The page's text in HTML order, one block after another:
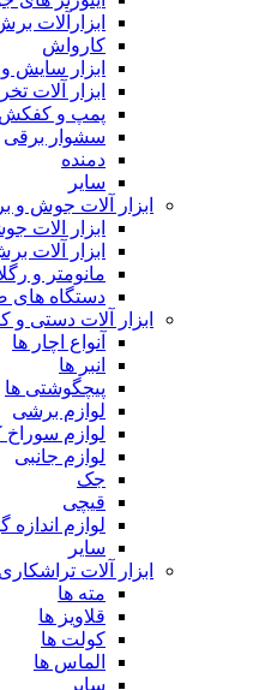
ابزارآلات
کارواش
ابزار سایش
ابزار آلات
پمپ و کفکش
سشوار برقی
دمنده
سایر
ابزار آلات جوش و
ابزار الات
ابزار آلات
مانومتر و
دستگاه های
ابزار آلات دستی و
آنواع اچار ها
انبر ها
پیچگوشتی ها
لوازم برشی
لوازم سوراخ
لوازم جانبی
جک
قیچی
لوازم اندازه
سایر
ابزار آلات تراشکاری
مته ها
قلاویز ها
کولت ها
الماس ها
سایر